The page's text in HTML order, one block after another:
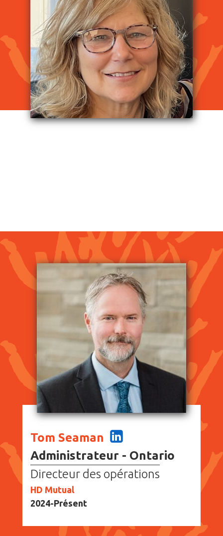
Tom Seaman
Administrateur - Ontario
Directeur des opérations
HD Mutual
2024-Présent